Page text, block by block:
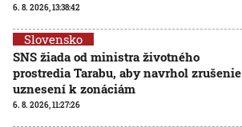
6. 8. 2026, 13:38:42
Slovensko
SNS žiada od ministra životného
prostredia Tarabu, aby navrhol zrušenie
uznesení k zonáciám
6. 8. 2026, 11:27:26